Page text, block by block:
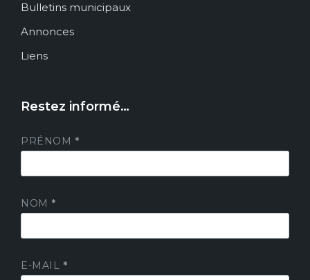
Bulletins municipaux
Annonces
Liens
Restez informé…
PRÉNOM *
NOM *
E-MAIL *